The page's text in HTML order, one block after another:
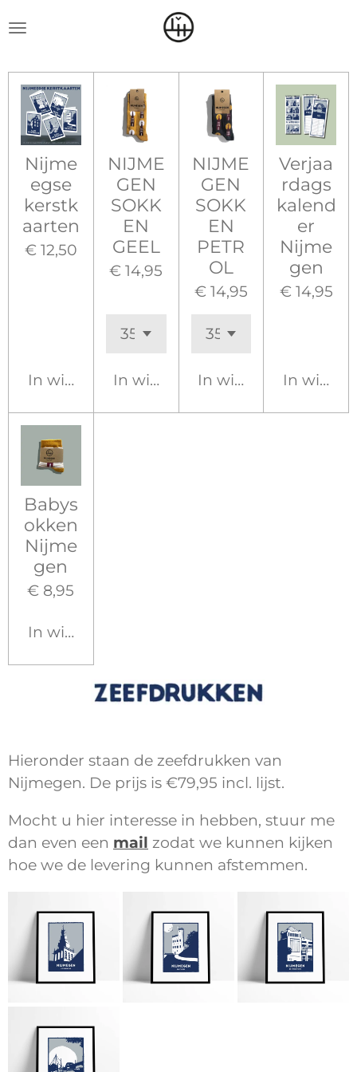
de
hoofdinhoud
Nijme
egse
kerstk
aarten
€ 12,50
In winkelwagen
NIJME
GEN
SOKK
EN
GEEL
€ 14,95
In winkelwagen
NIJME
GEN
SOKK
EN
PETR
OL
€ 14,95
In winkelwagen
Verjaa
rdags
kalend
er
Nijme
gen
€ 14,95
In
Babys
okken
Nijme
gen
€ 8,95
In winkelwagen
Hieronder staan de zeefdrukken van
Nijmegen. De prijs is €79,95 incl. lijst.
Mocht u hier interesse in hebben, stuur me
dan even een mail zodat we kunnen kijken
hoe we de levering kunnen afstemmen.